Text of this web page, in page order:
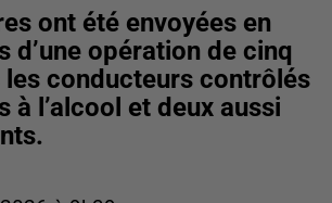
ont été envoyées en
d’une opération de cinq
les conducteurs contrôlés
à l’alcool et deux aussi